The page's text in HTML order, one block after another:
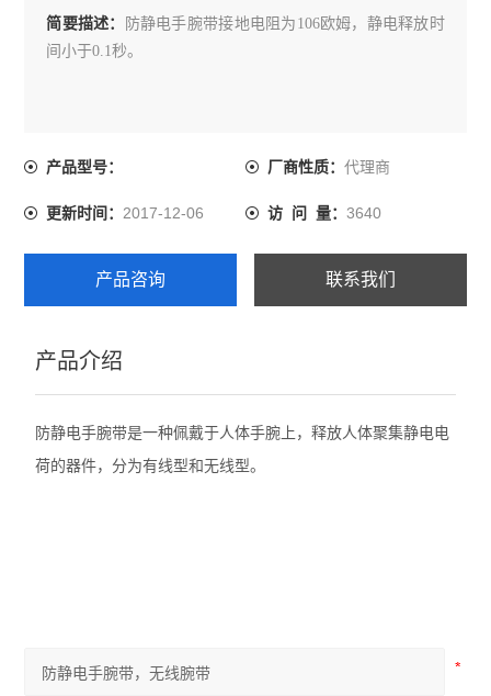
简要描述：
防静电手腕带接地电阻为106欧姆，静电释放时
间小于0.1秒。
产品型号： 厂商性质： 代理商
更新时间：2017-12-06 访 问 量： 3640
产品咨询 联系我们
产品介绍
防静电手腕带是一种佩戴于人体手腕上，释放人体聚集静电电
荷的器件，分为有线型和无线型。